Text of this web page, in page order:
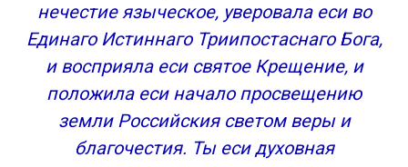
нечестие языческое, уверовала еси во
Единаго Истиннаго Триипостаснаго Бога,
и восприяла еси святое Крещение, и
положила еси начало просвещению
земли Российския светом веры и
благочестия. Ты еси духовная